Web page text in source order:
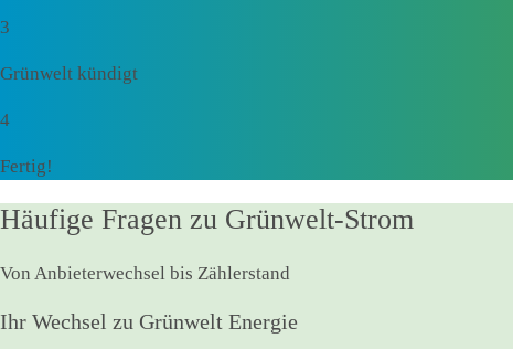
3
Grünwelt kündigt
4
Fertig!
Häufige Fragen zu Grünwelt-Strom
Von Anbieterwechsel bis Zählerstand
Ihr Wechsel zu Grünwelt Energie